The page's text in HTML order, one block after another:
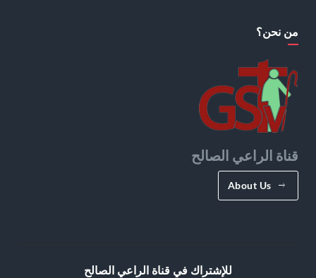
من نحن؟
قناة الراعي الصالح
About Us
للإشتراك في قناة الراعي الصالح